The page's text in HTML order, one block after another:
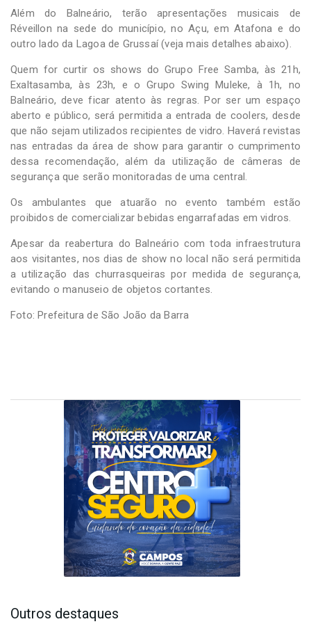
Além do Balneário, terão apresentações musicais de
Réveillon na sede do município, no Açu, em Atafona e do
outro lado da Lagoa de Grussaí (veja mais detalhes abaixo).
Quem for curtir os shows do Grupo Free Samba, às 21h,
Exaltasamba, às 23h, e o Grupo Swing Muleke, à 1h, no
Balneário, deve ficar atento às regras. Por ser um espaço
aberto e público, será permitida a entrada de coolers, desde
que não sejam utilizados recipientes de vidro. Haverá revistas
nas entradas da área de show para garantir o cumprimento
dessa recomendação, além da utilização de câmeras de
segurança que serão monitoradas de uma central.
Os ambulantes que atuarão no evento também estão
proibidos de comercializar bebidas engarrafadas em vidros.
Apesar da reabertura do Balneário com toda infraestrutura
aos visitantes, nos dias de show no local não será permitida
a utilização das churrasqueiras por medida de segurança,
evitando o manuseio de objetos cortantes.
Foto: Prefeitura de São João da Barra
Outros destaques